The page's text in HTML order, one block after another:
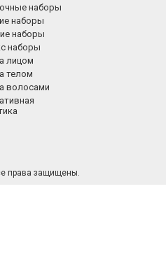
наборы
наборы
наборы
наборы
лицом
телом
волосами
права защищены.